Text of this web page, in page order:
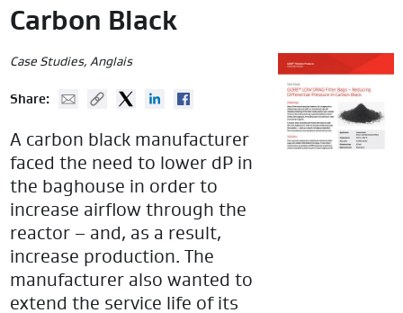
Carbon Black
Case Studies, Anglais
Share: Mail Copy URLTwitterLinked In
A carbon black manufacturer
faced the need to lower dP in
the baghouse in order to
increase airflow through the
reactor – and, as a result,
increase production. The
manufacturer also wanted to
extend the service life of its